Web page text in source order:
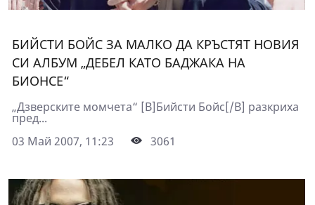
БИЙСТИ БОЙС ЗА МАЛКО ДА КРЪСТЯТ НОВИЯ
СИ АЛБУМ „ДЕБЕЛ КАТО БАДЖАКА НА
БИОНСЕ“
„Дзверските момчета“ [B]Бийсти Бойс[/B] разкриха
пред...
03 Май 2007, 11:23
3061